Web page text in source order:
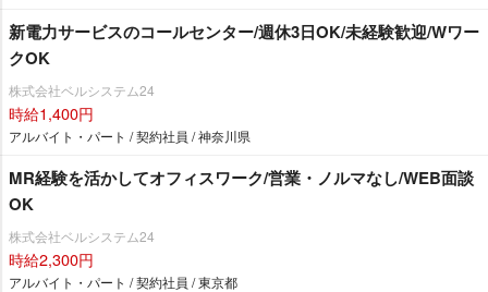
新電力サービスのコールセンター/週休3日OK/未経験歓迎/Wワー
クOK
株式会社ベルシステム24
時給1,400円
アルバイト・パート / 契約社員 / 神奈川県
MR経験を活かしてオフィスワーク/営業・ノルマなし/WEB面談
OK
株式会社ベルシステム24
時給2,300円
アルバイト・パート / 契約社員 / 東京都